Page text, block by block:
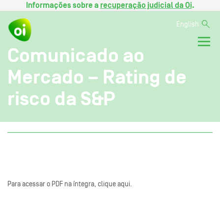
Informações sobre a recuperação judicial da Oi.
English
Comunicado ao
Mercado – Rating de
risco da S&P
Para acessar o PDF na íntegra, clique aqui.